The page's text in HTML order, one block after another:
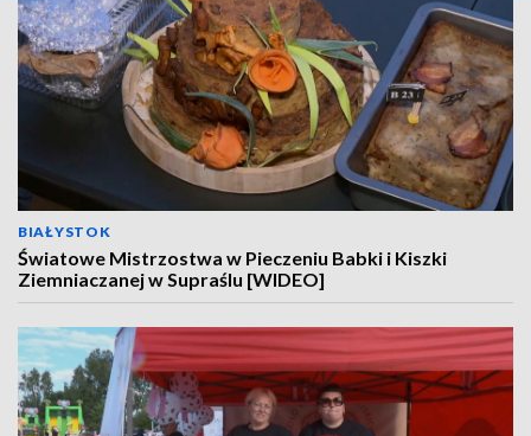
BIAŁYSTOK
Światowe Mistrzostwa w Pieczeniu Babki i Kiszki
Ziemniaczanej w Supraślu [WIDEO]